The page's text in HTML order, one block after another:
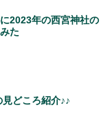
2023年の西宮神社の
た
どころ紹介♪♪